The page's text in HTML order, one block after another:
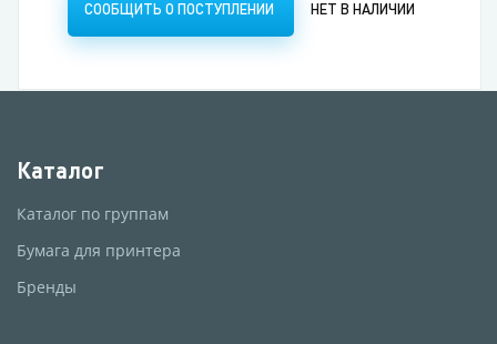
СООБЩИТЬ О ПОСТУПЛЕНИИ НЕТ В НАЛИЧИИ
Каталог
Каталог по группам
Бумага для принтера
Бренды